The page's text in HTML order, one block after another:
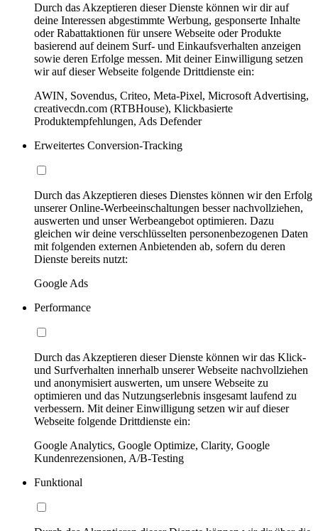
Durch das Akzeptieren dieser Dienste können wir dir auf
deine Interessen abgestimmte Werbung, gesponserte Inhalte
oder Rabattaktionen für unsere Webseite oder Produkte
basierend auf deinem Surf- und Einkaufsverhalten anzeigen
sowie deren Erfolge messen. Mit deiner Einwilligung setzen
wir auf dieser Webseite folgende Drittdienste ein:
AWIN, Sovendus, Criteo, Meta-Pixel, Microsoft Advertising,
creativecdn.com (RTBHouse), Klickbasierte
Produktempfehlungen, Ads Defender
Erweitertes Conversion-Tracking
Durch das Akzeptieren dieses Dienstes können wir den Erfolg
unserer Online-Werbeeinschaltungen besser nachvollziehen,
auswerten und unser Werbeangebot optimieren. Dazu
gleichen wir deine verschlüsselten personenbezogenen Daten
mit folgenden externen Anbietenden ab, sofern du deren
Dienste bereits nutzt:
Google Ads
Performance
Durch das Akzeptieren dieser Dienste können wir das Klick-
und Surfverhalten innerhalb unserer Webseite nachvollziehen
und anonymisiert auswerten, um unsere Webseite zu
optimieren und das Nutzungserlebnis insgesamt laufend zu
verbessern. Mit deiner Einwilligung setzen wir auf dieser
Webseite folgende Drittdienste ein:
Google Analytics, Google Optimize, Clarity, Google
Kundenrezensionen, A/B-Testing
Funktional